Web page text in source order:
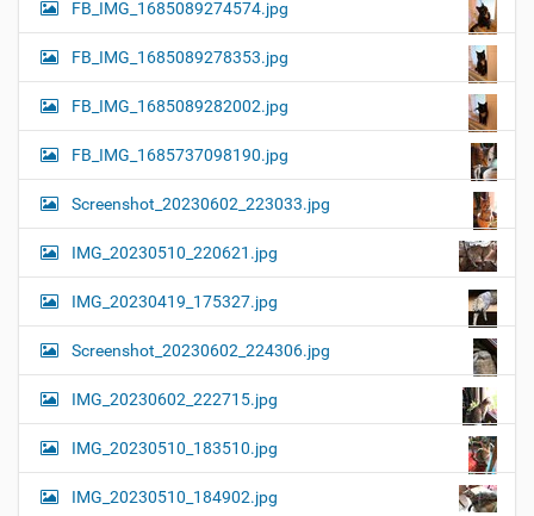
FB_IMG_1685089274574.jpg
FB_IMG_1685089278353.jpg
FB_IMG_1685089282002.jpg
FB_IMG_1685737098190.jpg
Screenshot_20230602_223033.jpg
IMG_20230510_220621.jpg
IMG_20230419_175327.jpg
Screenshot_20230602_224306.jpg
IMG_20230602_222715.jpg
IMG_20230510_183510.jpg
IMG_20230510_184902.jpg